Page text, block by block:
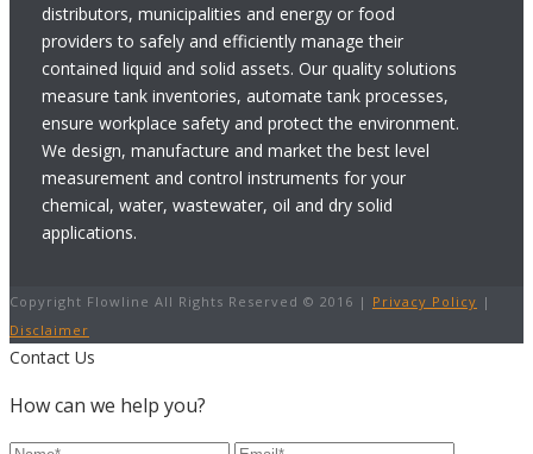
distributors, municipalities and energy or food
providers to safely and efficiently manage their
contained liquid and solid assets. Our quality solutions
measure tank inventories, automate tank processes,
ensure workplace safety and protect the environment.
We design, manufacture and market the best level
measurement and control instruments for your
chemical, water, wastewater, oil and dry solid
applications.
Copyright Flowline All Rights Reserved © 2016 | Privacy Policy |
Disclaimer
Contact Us
How can we help you?